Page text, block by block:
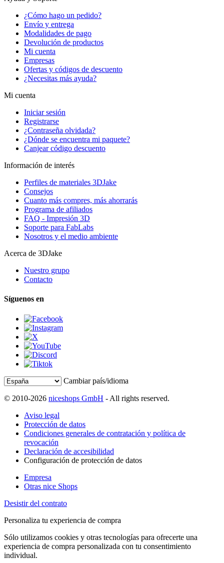
¿Cómo hago un pedido?
Envío y entrega
Modalidades de pago
Devolución de productos
Mi cuenta
Empresas
Ofertas y códigos de descuento
¿Necesitas más ayuda?
Mi cuenta
Iniciar sesión
Registrarse
¿Contraseña olvidada?
¿Dónde se encuentra mi paquete?
Canjear código descuento
Información de interés
Perfiles de materiales 3DJake
Consejos
Cuanto más compres, más ahorrarás
Programa de afiliados
FAQ - Impresión 3D
Soporte para FabLabs
Nosotros y el medio ambiente
Acerca de 3DJake
Nuestro grupo
Contacto
Síguenos en
Cambiar país/idioma
© 2010-2026 niceshops GmbH - All rights reserved.
Aviso legal
Protección de datos
Condiciones generales de contratación y política de
revocación
Declaración de accesibilidad
Configuración de protección de datos
Empresa
Otras nice Shops
Desistir del contrato
Personaliza tu experiencia de compra
Sólo utilizamos cookies y otras tecnologías para ofrecerte una
experiencia de compra personalizada con tu consentimiento
individual.